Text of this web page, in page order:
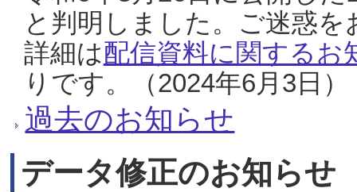
と判明しました。ご迷惑
詳細は配信資料に関するお
りです。（2024年6月3日）
過去のお知らせ
データ修正のお知らせ